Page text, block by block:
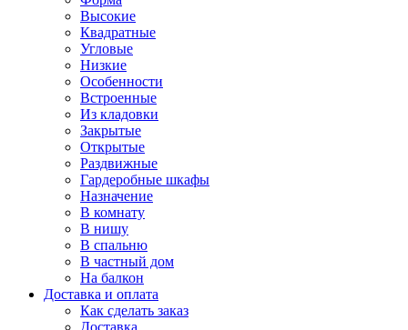
Высокие
Квадратные
Угловые
Низкие
Особенности
Встроенные
Из кладовки
Закрытые
Открытые
Раздвижные
Гардеробные шкафы
Назначение
В комнату
В нишу
В спальню
В частный дом
На балкон
Доставка и оплата
Как сделать заказ
Доставка